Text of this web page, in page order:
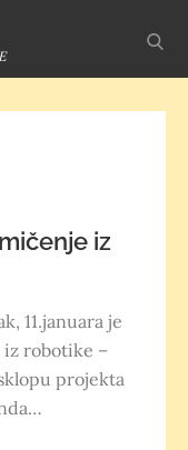
iz
11.januara je
iz robotike –
projekta